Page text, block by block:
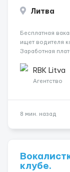
Литва
Бесплатная
ищет водителя
Заработная
разгрузки ...
RBK Litva
Агентство
8 мин. назад
клубе.